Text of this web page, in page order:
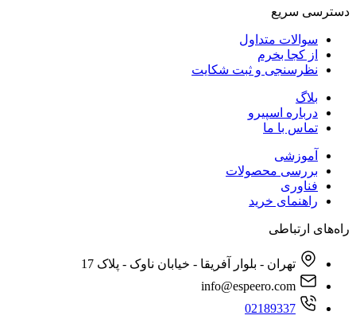
دسترسی‌ سریع
سوالات متداول
از کجا بخرم
نظرسنجی و ثبت شکایت
بلاگ
درباره اسپیرو
تماس با ما
آموزشی
بررسی محصولات
فناوری
راهنمای خرید
راه‌های ارتباطی
تهران - بلوار آفریقا - خیابان ناوک - پلاک 17
02189337